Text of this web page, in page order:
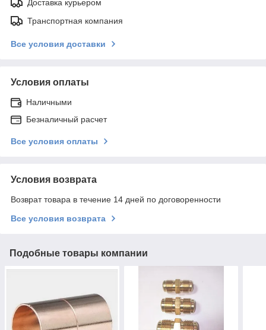
Доставка курьером
Транспортная компания
Все условия доставки
Условия оплаты
Наличными
Безналичный расчет
Все условия оплаты
Условия возврата
Возврат товара в течение 14 дней по договоренности
Все условия возврата
Подобные товары компании